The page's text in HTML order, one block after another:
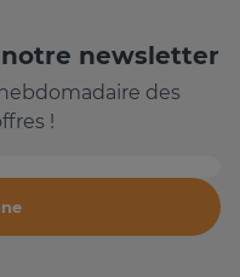
newsletter
des
!